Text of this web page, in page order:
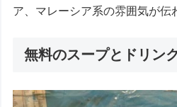
ア、マレーシア系の雰囲気が伝
無料のスープとドリン